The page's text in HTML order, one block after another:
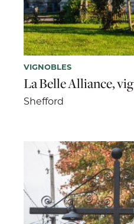
VIGNOBLES
La Belle Alliance,
Shefford